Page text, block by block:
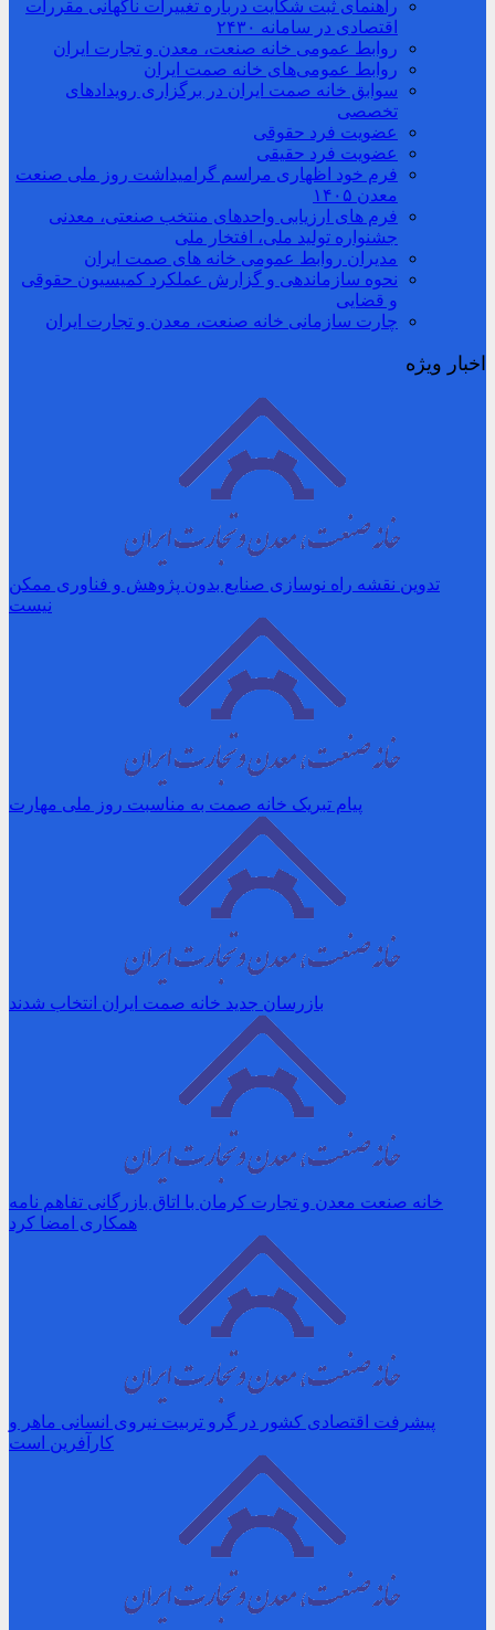
راهنمای ثبت شکایت درباره تغییرات ناگهانی مقررات
اقتصادی در سامانه ۲۴۳۰
روابط عمومی خانه صنعت، معدن و تجارت ایران
روابط عمومی‌های خانه صمت ایران
سوابق خانه صمت ایران در برگزاری رویدادهای
تخصصی
عضویت فرد حقوقی
عضویت فرد حقیقی
فرم خود اظهاری مراسم گرامیداشت روز ملی صنعت
معدن ۱۴۰۵
فرم های ارزیابی واحدهای منتخب صنعتی، معدنی
جشنواره تولید ملی، افتخار ملی
مدیران روابط عمومی خانه های صمت ایران
نحوه سازماندهی و گزارش عملکرد کمیسیون حقوقی
و قضایی
چارت سازمانی خانه صنعت، معدن و تجارت ایران
اخبار ویژه
تدوین نقشه راه نوسازی صنایع بدون پژوهش و فناوری ممکن
نیست
پیام تبریک خانه صمت به مناسبت روز ملی مهارت
بازرسان جدید خانه صمت ایران انتخاب شدند
خانه صنعت معدن و تجارت کرمان با اتاق بازرگانی تفاهم نامه
همکاری امضا کرد
پیشرفت اقتصادی کشور در گرو تربیت نیروی انسانی ماهر و
کارآفرین است